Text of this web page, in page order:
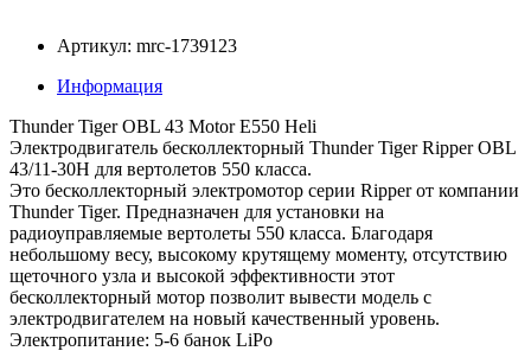
Артикул: mrc-1739123
Информация
Thunder Tiger OBL 43 Motor E550 Heli
Электродвигатель бесколлекторный Thunder Tiger Ripper OBL
43/11-30H для вертолетов 550 класса.
Это бесколлекторный электромотор серии Ripper от компании
Thunder Tiger. Предназначен для установки на
радиоуправляемые вертолеты 550 класса. Благодаря
небольшому весу, высокому крутящему моменту, отсутствию
щеточного узла и высокой эффективности этот
бесколлекторный мотор позволит вывести модель с
электродвигателем на новый качественный уровень.
Электропитание: 5-6 банок LiPo